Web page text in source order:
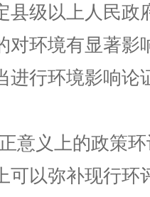
县级以上人民政
对环境有显著影
进行环境影响论
意义上的政策
可以弥补现行环